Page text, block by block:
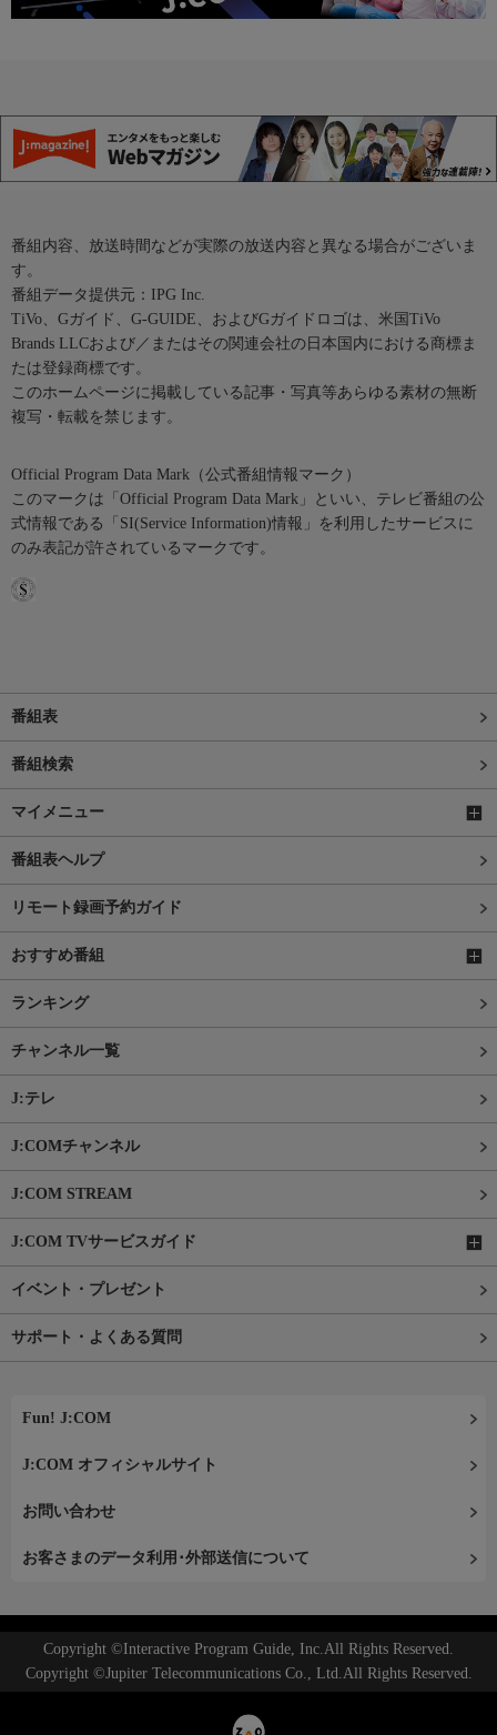
番組内容、放送時間などが実際の放送内容と異なる場合がございま
す。
番組データ提供元：IPG Inc.
TiVo、Gガイド、G-GUIDE、およびGガイドロゴは、米国TiVo
Brands LLCおよび／またはその関連会社の日本国内における商標ま
たは登録商標です。
このホームページに掲載している記事・写真等あらゆる素材の無断
複写・転載を禁じます。
Official Program Data Mark（公式番組情報マーク）
このマークは「Official Program Data Mark」といい、テレビ番組の公
式情報である「SI(Service Information)情報」を利用したサービスに
のみ表記が許されているマークです。
番組表
番組検索
マイメニュー
番組表ヘルプ
リモート録画予約ガイド
おすすめ番組
ランキング
チャンネル一覧
J:テレ
J:COMチャンネル
J:COM STREAM
J:COM TVサービスガイド
イベント・プレゼント
サポート・よくある質問
Fun! J:COM
J:COM オフィシャルサイト
お問い合わせ
お客さまのデータ利用･外部送信について
Copyright ©Interactive Program Guide, Inc.All Rights Reserved.
Copyright ©Jupiter Telecommunications Co., Ltd.All Rights Reserved.